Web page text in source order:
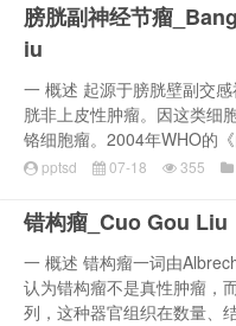
膀胱副神经节瘤
iu
一 概述 起源于膀胱壁副交
胱非上皮性肿瘤。因这类细
铬细胞瘤。2004年WHO的
pptsd 07-18 355
错构瘤_Cuo Gou Liu
一 概述 错构瘤一词由
认为错构瘤不是真性肿瘤，
列，这种器官组织在数量、